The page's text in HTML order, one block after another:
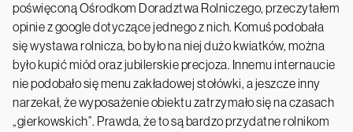
poświęconą Ośrodkom Doradztwa Rolniczego, przeczytałem
opinie z google dotyczące jednego z nich. Komuś podobała
się wystawa rolnicza, bo było na niej dużo kwiatków, można
było kupić miód oraz jubilerskie precjoza. Innemu internaucie
nie podobało się menu zakładowej stołówki, a jeszcze inny
narzekał, że wyposażenie obiektu zatrzymało się na czasach
„gierkowskich”. Prawda, że to są bardzo przydatne rolnikom